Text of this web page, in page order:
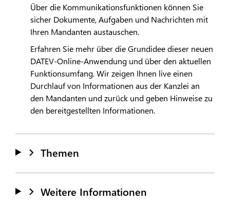
Über die Kommunikationsfunktionen können Sie
sicher Dokumente, Aufgaben und Nachrichten mit
Ihren Mandanten austauschen.
Erfahren Sie mehr über die Grundidee dieser neuen
DATEV-Online-Anwendung und über den aktuellen
Funktionsumfang. Wir zeigen Ihnen live einen
Durchlauf von Informationen aus der Kanzlei an
den Mandanten und zurück und geben Hinweise zu
den bereitgestellten Informationen.
Themen
Weitere Informationen